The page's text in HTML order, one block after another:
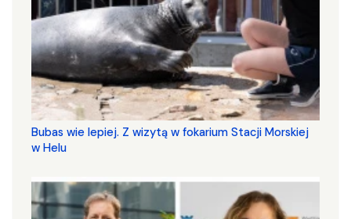
Bubas wie lepiej. Z wizytą w fokarium Stacji Morskiej
w Helu